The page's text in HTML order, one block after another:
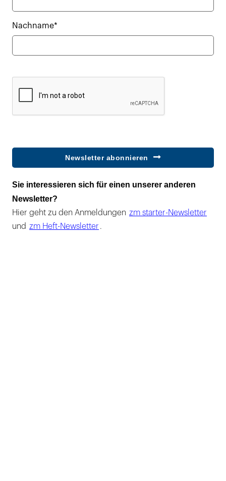
Nachname*
Newsletter abonnieren
Sie interessieren sich für einen unserer anderen
Newsletter?
Hier geht zu den Anmeldungen zm starter-Newsletter
und zm Heft-Newsletter .